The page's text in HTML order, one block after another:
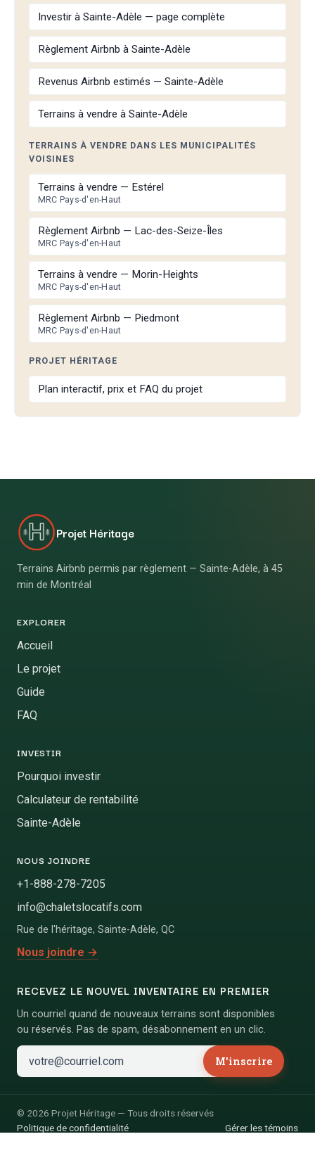
Investir à Sainte-Adèle — page complète
Règlement Airbnb à Sainte-Adèle
Revenus Airbnb estimés — Sainte-Adèle
Terrains à vendre à Sainte-Adèle
TERRAINS À VENDRE DANS LES MUNICIPALITÉS
VOISINES
Terrains à vendre — Estérel
MRC Pays-d'en-Haut
Règlement Airbnb — Lac-des-Seize-Îles
MRC Pays-d'en-Haut
Terrains à vendre — Morin-Heights
MRC Pays-d'en-Haut
Règlement Airbnb — Piedmont
MRC Pays-d'en-Haut
PROJET HÉRITAGE
Plan interactif, prix et FAQ du projet
Projet Héritage
Terrains Airbnb permis par règlement — Sainte-Adèle, à 45
min de Montréal
EXPLORER
Accueil
Le projet
Guide
FAQ
INVESTIR
Pourquoi investir
Calculateur de rentabilité
Sainte-Adèle
NOUS JOINDRE
+1-888-278-7205
info@chaletslocatifs.com
Rue de l'héritage, Sainte-Adèle, QC
Nous joindre →
RECEVEZ LE NOUVEL INVENTAIRE EN PREMIER
Un courriel quand de nouveaux terrains sont disponibles
ou réservés. Pas de spam, désabonnement en un clic.
M'inscrire
© 2026 Projet Héritage — Tous droits réservés
Politique de confidentialité
Gérer les témoins